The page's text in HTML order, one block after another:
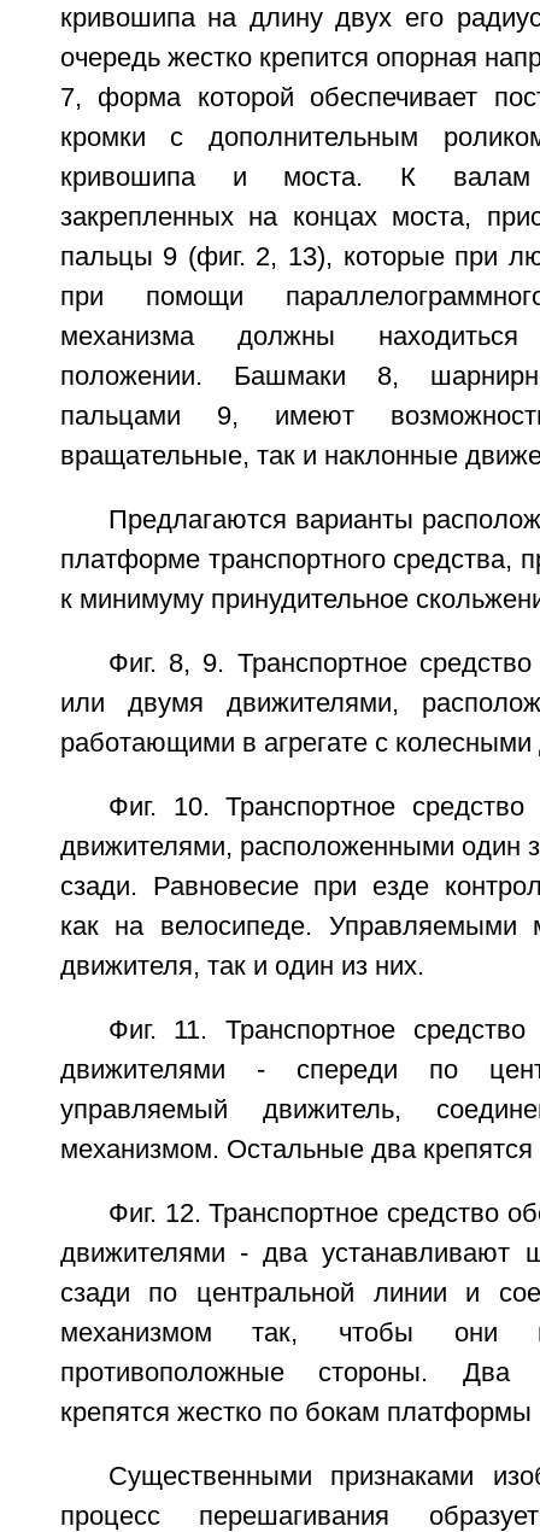
кривошипа на длину двух его
очередь жестко крепится опорная
7, форма которой обеспечивает
кромки с дополнительным
кривошипа и моста. К валам
закрепленных на концах моста,
пальцы 9 (фиг. 2, 13), которые при
при помощи
механизма должны
положении. Башмаки 8,
пальцами 9, имеют
вращательные, так и наклонные
Предлагаются варианты
платформе транспортного средства,
к минимуму принудительное
Фиг. 8, 9. Транспортное
или двумя движителями,
работающими в агрегате с
Фиг. 10. Транспортное
движителями, расположенными один
сзади. Равновесие при езде
как на велосипеде. Управляемыми
движителя, так и один из них.
Фиг. 11. Транспортное
движителями - спереди по
управляемый движитель,
механизмом. Остальные два крепятся
Фиг. 12. Транспортное средство
движителями - два устанавливают
сзади по центральной линии и
механизмом так, чтобы они
противоположные стороны. Два
крепятся жестко по бокам платформы
Существенными признаками
процесс перешагивания